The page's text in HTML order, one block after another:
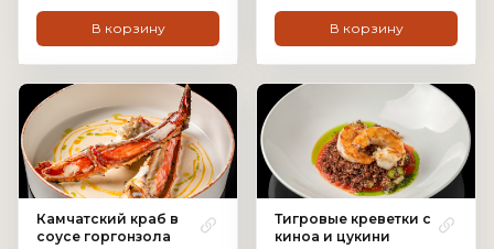
В корзину В корзину
Камчатский краб в
соусе горгонзола
Тигровые креветки с
киноа и цукини